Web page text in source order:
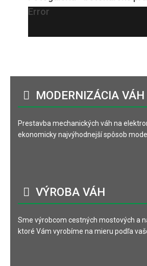
Error
MODERNIZÁCIA VÁH
Prestavba mechanických váh na
ekonomicky najvýhodnejší spôsob
VÝROBA VÁH
Sme výrobcom cestných mostových a
ktoré Vám vyrobíme na mieru podľa